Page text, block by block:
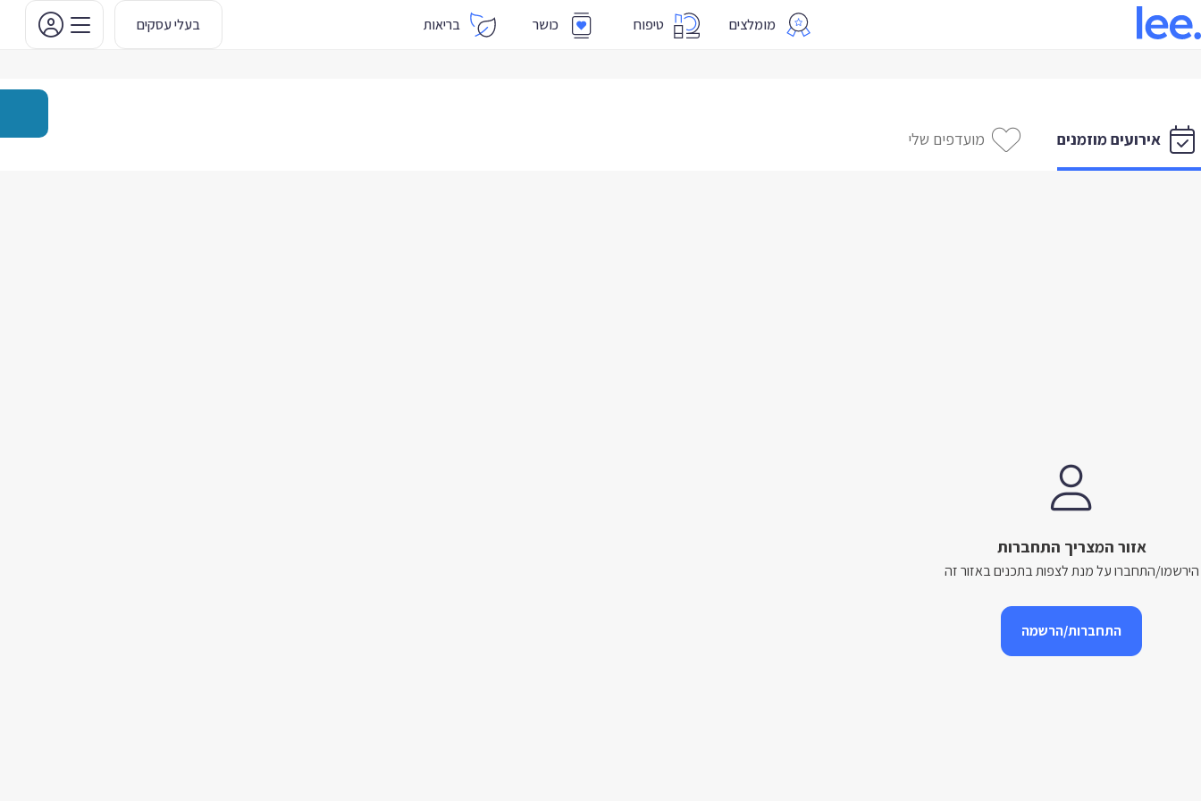
מומלצים טיפוח כושר בריאות בעלי עסקים
אירועים מוזמנים מועדפים שלי
אזור המצריך התחברות
הירשמו/התחברו על מנת לצפות בתכנים באזור זה
התחברות/הרשמה